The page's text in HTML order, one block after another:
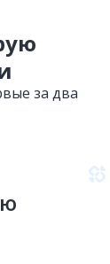
за два